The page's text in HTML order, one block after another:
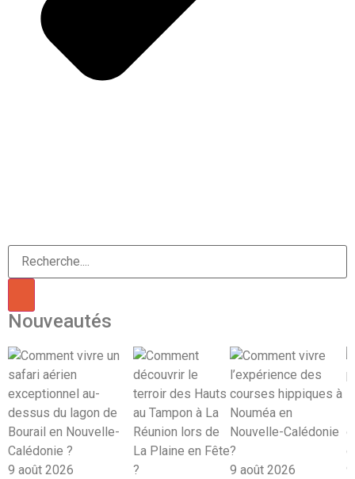
Nouveautés
9 août 2026
9 août 2026